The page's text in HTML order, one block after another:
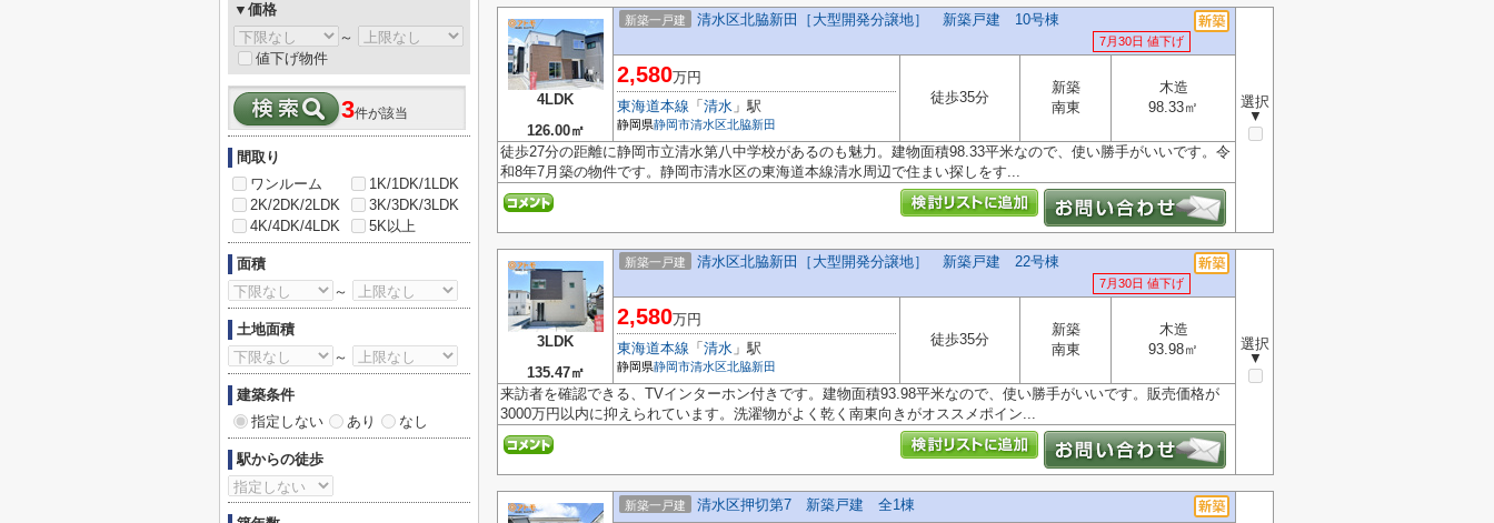
4LDK
126.00㎡
新築一戸建 清水区北脇新田［大型開発分譲地］ 新築戸建 10号棟
7月30日 値下げ
選択
▼
2,580万円
東海道本線 「 清水 」駅
静岡県静岡市清水区北脇新田
徒歩35分
新築
南東
木造
98.33㎡
徒歩27分の距離に静岡市立清水第八中学校があるのも魅力。建物面積98.33平米なので、使い勝手がいいです。令
和8年7月築の物件です。静岡市清水区の東海道本線清水周辺で住まい探しをす...
3LDK
135.47㎡
新築一戸建 清水区北脇新田［大型開発分譲地］ 新築戸建 22号棟
7月30日 値下げ
選択
▼
2,580万円
東海道本線 「 清水 」駅
静岡県静岡市清水区北脇新田
徒歩35分
新築
南東
木造
93.98㎡
来訪者を確認できる、TVインターホン付きです。建物面積93.98平米なので、使い勝手がいいです。販売価格が
3000万円以内に抑えられています。洗濯物がよく乾く南東向きがオススメポイン...
新築一戸建 清水区押切第7 新築戸建 全1棟
▼価格
～
値下げ物件
3件が該当
間取り
ワンルーム
1K/1DK/1LDK
2K/2DK/2LDK
3K/3DK/3LDK
4K/4DK/4LDK
5K以上
面積
～
土地面積
～
建築条件
指定しない
あり なし
駅からの徒歩